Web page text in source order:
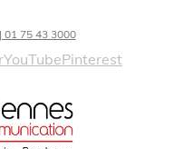
01 75 43 3000
YouTubePinterest